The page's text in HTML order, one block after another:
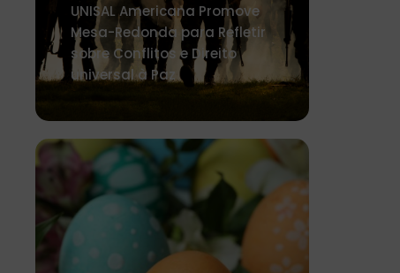
UNISAL Americana Promove
Mesa-Redonda para Refletir
sobre Conflitos e Direito
universal à Paz